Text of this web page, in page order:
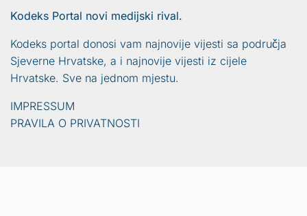
Kodeks Portal novi medijski rival.
Kodeks portal donosi vam najnovije vijesti sa područja
Sjeverne Hrvatske, a i najnovije vijesti iz cijele
Hrvatske. Sve na jednom mjestu.
IMPRESSUM
PRAVILA O PRIVATNOSTI